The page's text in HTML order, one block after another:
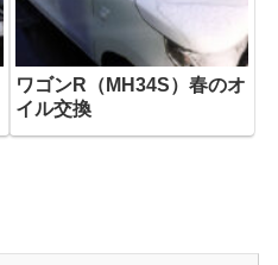
ワゴンR（MH34S）春のオ
イル交換